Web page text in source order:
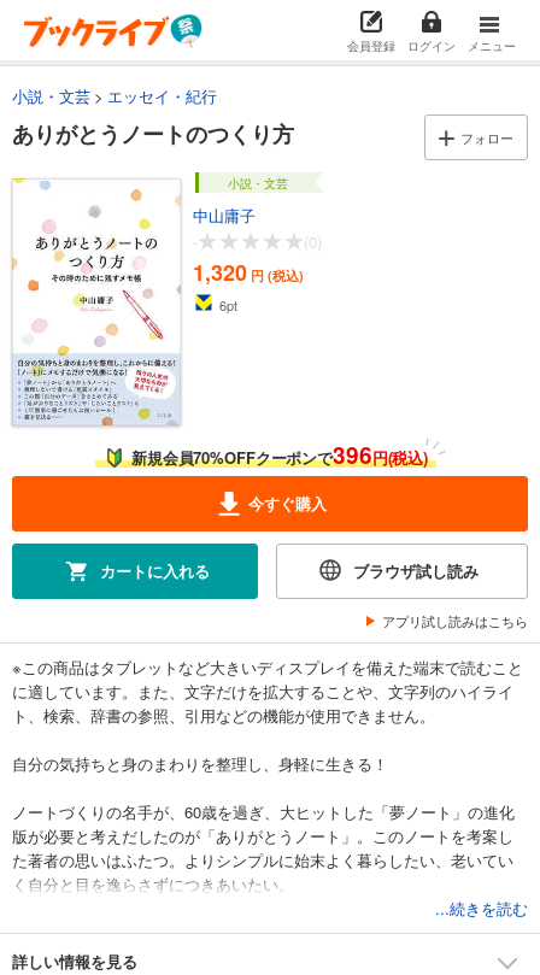
会員登録 ログイン メニュー
小説・文芸 エッセイ・紀行
ありがとうノートのつくり方 フォロー
小説・文芸
中山庸子
-
(0)
1,320 円 (税込)
6pt
新規会員70%OFFクーポンで396円(税込)
今すぐ購入
カートに入れる ブラウザ試し読み
アプリ試し読みはこちら
※この商品はタブレットなど大きいディスプレイを備えた端末で読むこと
に適しています。また、文字だけを拡大することや、文字列のハイライ
ト、検索、辞書の参照、引用などの機能が使用できません。
自分の気持ちと身のまわりを整理し、身軽に生きる！
ノートづくりの名手が、60歳を過ぎ、大ヒットした「夢ノート」の進化
版が必要と考えだしたのが「ありがとうノート」。このノートを考案し
た著者の思いはふたつ。よりシンプルに始末よく暮らしたい、老いてい
く自分と目を逸らさずにつきあいたい。
まだエンディングノートはシリアスすぎるし、ハードルが高いという世
代に打ってつけ。無理しないで書ける「更新スタイル」にし、メモ帳感
...続きを読む
詳しい情報を見る